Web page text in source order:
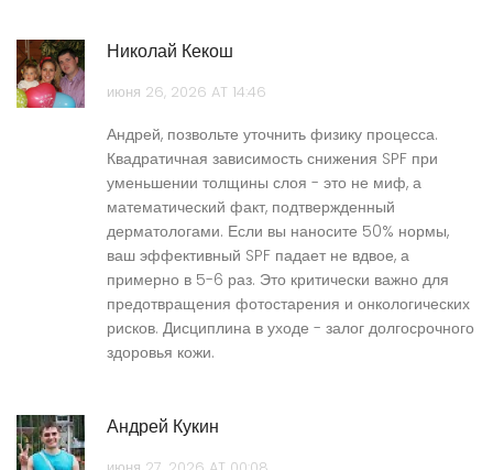
Николай Кекош
июня 26, 2026 AT 14:46
Андрей, позвольте уточнить физику процесса.
Квадратичная зависимость снижения SPF при
уменьшении толщины слоя - это не миф, а
математический факт, подтвержденный
дерматологами. Если вы наносите 50% нормы,
ваш эффективный SPF падает не вдвое, а
примерно в 5-6 раз. Это критически важно для
предотвращения фотостарения и онкологических
рисков. Дисциплина в уходе - залог долгосрочного
здоровья кожи.
Андрей Кукин